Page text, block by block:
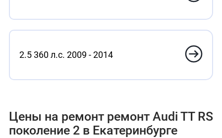
2.5 360 л.с. 2009 - 2014
Цены на ремонт ремонт Audi TT RS
поколение 2 в Екатеринбурге